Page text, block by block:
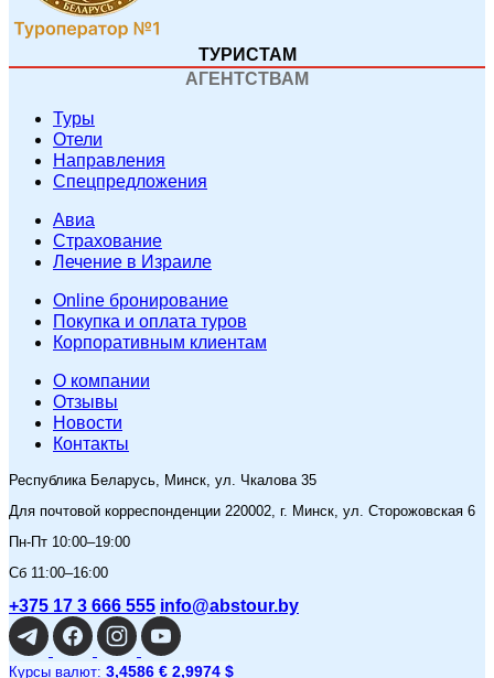
ТУРИСТАМ
АГЕНТСТВАМ
Туры
Отели
Направления
Спецпредложения
Авиа
Страхование
Лечение в Израиле
Online бронирование
Покупка и оплата туров
Корпоративным клиентам
O компании
Отзывы
Новости
Контакты
Республика Беларусь, Минск, ул. Чкалова 35
Для почтовой корреспонденции 220002, г. Минск, ул. Сторожовская 6
Пн-Пт 10:00–19:00
Сб 11:00–16:00
+375 17 3 666 555 info@abstour.by
Курсы валют: 3,4586 € 2,9974 $